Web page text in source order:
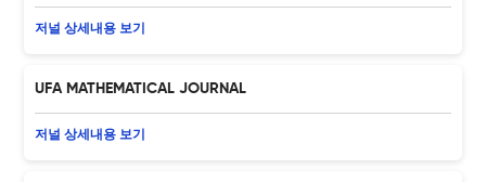
저널 상세내용 보기
UFA MATHEMATICAL JOURNAL
저널 상세내용 보기